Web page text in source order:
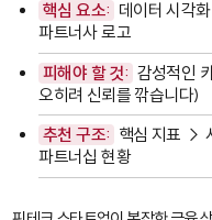
핵심 요소: 데이터 시각
파트너사 로고
피해야 할 것: 감성적인
오히려 신뢰를 깎습니다)
추천 구조: 핵심 지표 →
파트너십 현황